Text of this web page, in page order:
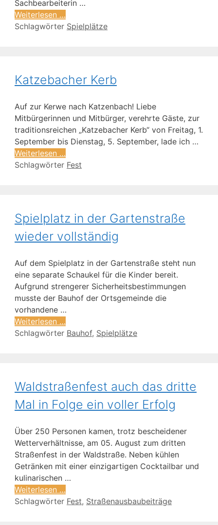
Sachbearbeiterin …
Weiterlesen …
Schlagwörter Spielplätze
Katzebacher Kerb
Auf zur Kerwe nach Katzenbach! Liebe
Mitbürgerinnen und Mitbürger, verehrte Gäste, zur
traditionsreichen „Katzebacher Kerb“ von Freitag, 1.
September bis Dienstag, 5. September, lade ich …
Weiterlesen …
Schlagwörter Fest
Spielplatz in der Gartenstraße
wieder vollständig
Auf dem Spielplatz in der Gartenstraße steht nun
eine separate Schaukel für die Kinder bereit.
Aufgrund strengerer Sicherheitsbestimmungen
musste der Bauhof der Ortsgemeinde die
vorhandene …
Weiterlesen …
Schlagwörter Bauhof, Spielplätze
Waldstraßenfest auch das dritte
Mal in Folge ein voller Erfolg
Über 250 Personen kamen, trotz bescheidener
Wetterverhältnisse, am 05. August zum dritten
Straßenfest in der Waldstraße. Neben kühlen
Getränken mit einer einzigartigen Cocktailbar und
kulinarischen …
Weiterlesen …
Schlagwörter Fest, Straßenausbaubeiträge